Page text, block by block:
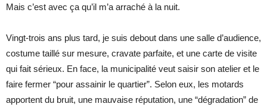
Mais c’est avec ça qu’il m’a arraché à la nuit.
Vingt-trois ans plus tard, je suis debout dans une salle d’audience,
costume taillé sur mesure, cravate parfaite, et une carte de visite
qui fait sérieux. En face, la municipalité veut saisir son atelier et le
faire fermer “pour assainir le quartier”. Selon eux, les motards
apportent du bruit, une mauvaise réputation, une “dégradation” de